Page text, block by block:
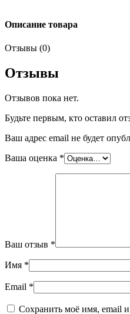
Описание товара
Отзывы (0)
Отзывы
Отзывов пока нет.
Будьте первым, кто оставил
Ваш адрес email не будет
Ваша оценка *
Ваш отзыв *
Имя *
Email *
Сохранить моё имя, email